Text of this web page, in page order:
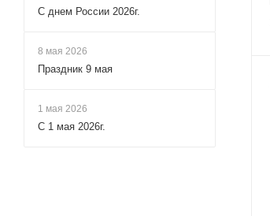
С днем России 2026г.
8 мая 2026
Праздник 9 мая
1 мая 2026
С 1 мая 2026г.